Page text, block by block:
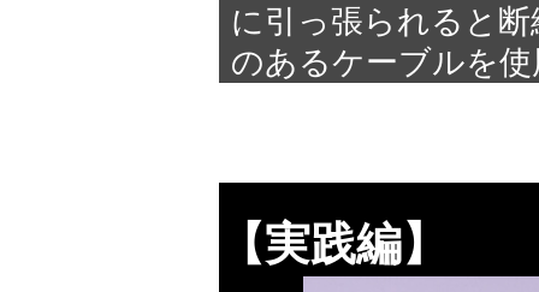
に引っ張られると
のあるケーブルを
【実践編】